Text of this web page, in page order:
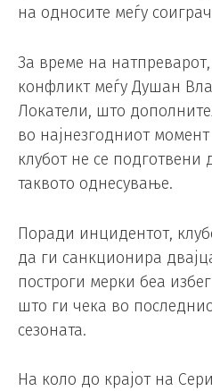
на односите меѓу
За време на
конфликт меѓу Душан
Локатели, што
во најнезгодниот
клубот не се подготвени
таквото однесување.
Поради инцидентот,
да ги санкционира
построги мерки беа
што ги чека во
сезоната.
На коло до крајот на